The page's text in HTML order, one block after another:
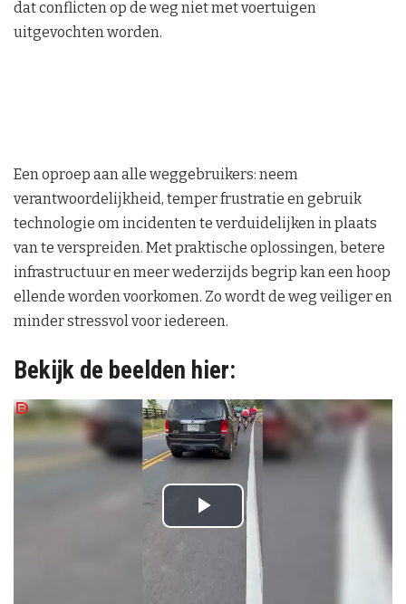
dat conflicten op de weg niet met voertuigen
uitgevochten worden.
Een oproep aan alle weggebruikers: neem
verantwoordelijkheid, temper frustratie en gebruik
technologie om incidenten te verduidelijken in plaats
van te verspreiden. Met praktische oplossingen, betere
infrastructuur en meer wederzijds begrip kan een hoop
ellende worden voorkomen. Zo wordt de weg veiliger en
minder stressvol voor iedereen.
Bekijk de beelden hier:
P